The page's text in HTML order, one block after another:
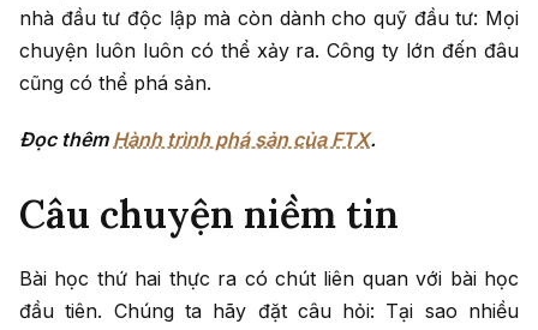
nhà đầu tư độc lập mà còn dành cho quỹ đầu tư: Mọi
chuyện luôn luôn có thể xảy ra. Công ty lớn đến đâu
cũng có thể phá sản.
Đọc thêm Hành trình phá sản của FTX.
Câu chuyện niềm tin
Bài học thứ hai thực ra có chút liên quan với bài học
đầu tiên. Chúng ta hãy đặt câu hỏi: Tại sao nhiều